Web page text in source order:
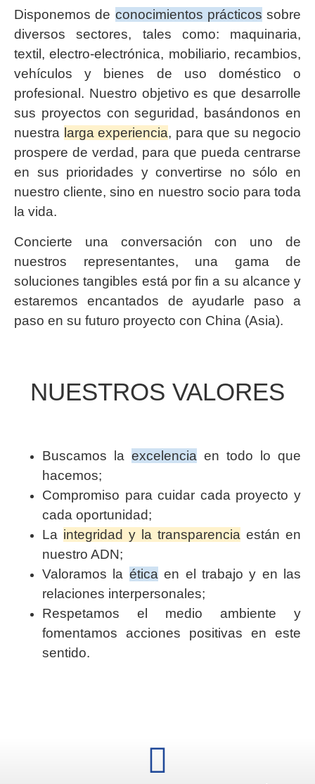
Disponemos de conocimientos prácticos sobre
diversos sectores, tales como: maquinaria,
textil, electro-electrónica, mobiliario, recambios,
vehículos y bienes de uso doméstico o
profesional. Nuestro objetivo es que desarrolle
sus proyectos con seguridad, basándonos en
nuestra larga experiencia, para que su negocio
prospere de verdad, para que pueda centrarse
en sus prioridades y convertirse no sólo en
nuestro cliente, sino en nuestro socio para toda
la vida.
Concierte una conversación con uno de
nuestros representantes, una gama de
soluciones tangibles está por fin a su alcance y
estaremos encantados de ayudarle paso a
paso en su futuro proyecto con China (Asia).
NUESTROS VALORES
Buscamos la excelencia en todo lo que
hacemos;
Compromiso para cuidar cada proyecto y
cada oportunidad;
La integridad y la transparencia están en
nuestro ADN;
Valoramos la éticaen el trabajo y en las
relaciones interpersonales;
Respetamos el medio ambiente y
fomentamos acciones positivas en este
sentido.